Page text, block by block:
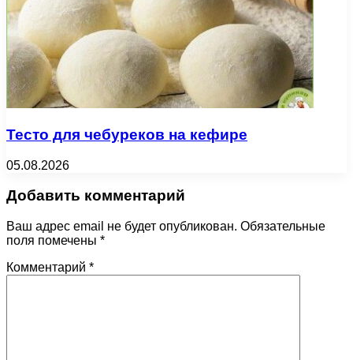
Тесто для чебуреков на кефире
05.08.2026
Добавить комментарий
Ваш адрес email не будет опубликован. Обязательные
поля помечены *
Комментарий *